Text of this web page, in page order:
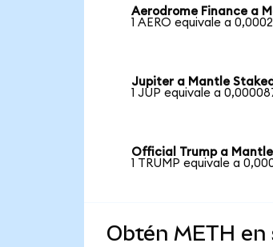
Aerodrome Finance a
1 AERO equivale a
Jupiter a Mantle
1 JUP equivale a
Official Trump a
1 TRUMP equivale a
Obtén METH